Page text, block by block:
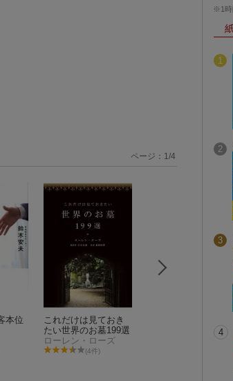
本位
これだけは見ておき
たい世界のお墓199選
ローレン・ローズ
(4件)
ページ： 1 /4
※1時
1
2
3
4